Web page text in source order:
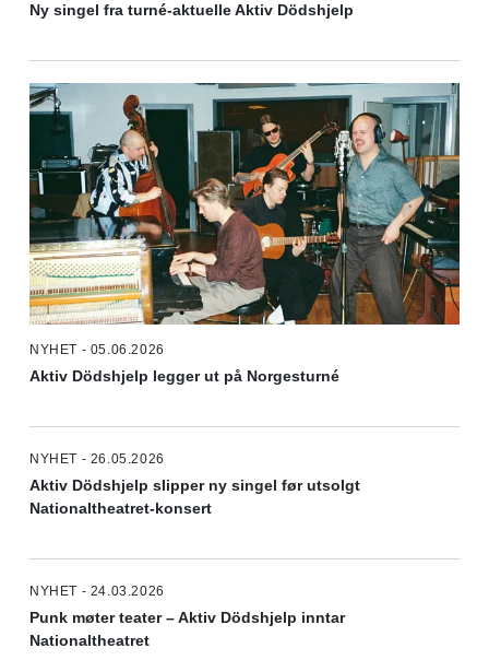
Ny singel fra turné-aktuelle Aktiv Dödshjelp
NYHET - 05.06.2026
Aktiv Dödshjelp legger ut på Norgesturné
NYHET - 26.05.2026
Aktiv Dödshjelp slipper ny singel før utsolgt
Nationaltheatret-konsert
NYHET - 24.03.2026
Punk møter teater – Aktiv Dödshjelp inntar
Nationaltheatret